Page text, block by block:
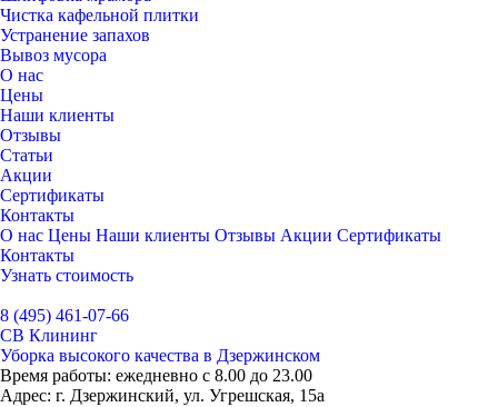
Чистка кафельной плитки
Устранение запахов
Вывоз мусора
О нас
Цены
Наши клиенты
Отзывы
Статьи
Акции
Сертификаты
Контакты
О нас Цены Наши клиенты Отзывы Акции Сертификаты
Контакты
Узнать стоимость
8 (495) 461-07-66
СВ Клининг
Уборка высокого качества в Дзержинском
Время работы: ежедневно с 8.00 до 23.00
Адрес: г. Дзержинский, ул. Угрешская, 15а